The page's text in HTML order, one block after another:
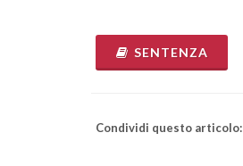
SENTENZA
Condividi questo articolo: